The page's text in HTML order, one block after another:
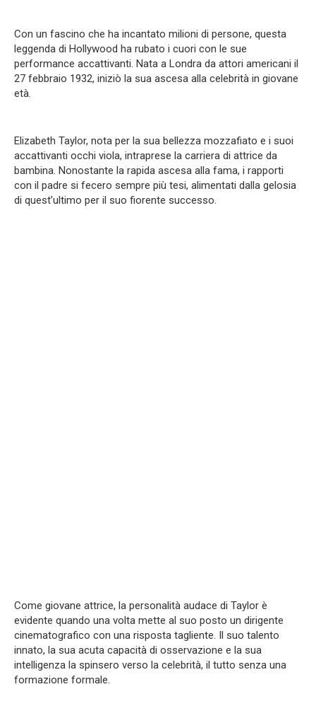
Con un fascino che ha incantato milioni di persone, questa
leggenda di Hollywood ha rubato i cuori con le sue
performance accattivanti. Nata a Londra da attori americani il
27 febbraio 1932, iniziò la sua ascesa alla celebrità in giovane
età.
Elizabeth Taylor, nota per la sua bellezza mozzafiato e i suoi
accattivanti occhi viola, intraprese la carriera di attrice da
bambina. Nonostante la rapida ascesa alla fama, i rapporti
con il padre si fecero sempre più tesi, alimentati dalla gelosia
di quest’ultimo per il suo fiorente successo.
Come giovane attrice, la personalità audace di Taylor è
evidente quando una volta mette al suo posto un dirigente
cinematografico con una risposta tagliente. Il suo talento
innato, la sua acuta capacità di osservazione e la sua
intelligenza la spinsero verso la celebrità, il tutto senza una
formazione formale.